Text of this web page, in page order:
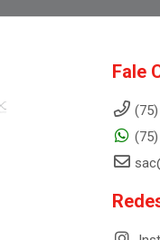
Fale